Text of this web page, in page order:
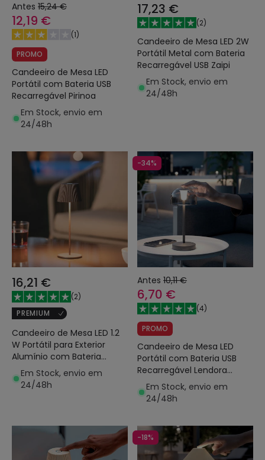
Antes 15,24 €
12,19 €
(1)
PROMO
Candeeiro de Mesa LED
Portátil com Bateria USB
Recarregável Pirinoa
Em Stock, envio em
24/48h
17,23 €
(2)
Candeeiro de Mesa LED 2W
Portátil Metal com Bateria
Recarregável USB Zaipi
Em Stock, envio em
24/48h
16,21 €
(2)
PREMIUM
Candeeiro de Mesa LED 1.2
W Portátil para Exterior
Alumínio com Bateria
Recarregável Willox
Em Stock, envio em
24/48h
-34%
Antes 10,11 €
6,70 €
(4)
PROMO
Candeeiro de Mesa LED
Portátil com Bateria USB
Recarregável Lendora
Smoke
Em Stock, envio em
24/48h
-18%